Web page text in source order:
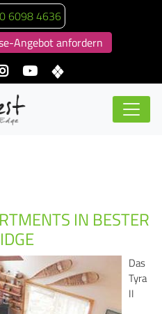
6098 4636
Angebot anfordern
IN BESTER
Das
Tyra
II